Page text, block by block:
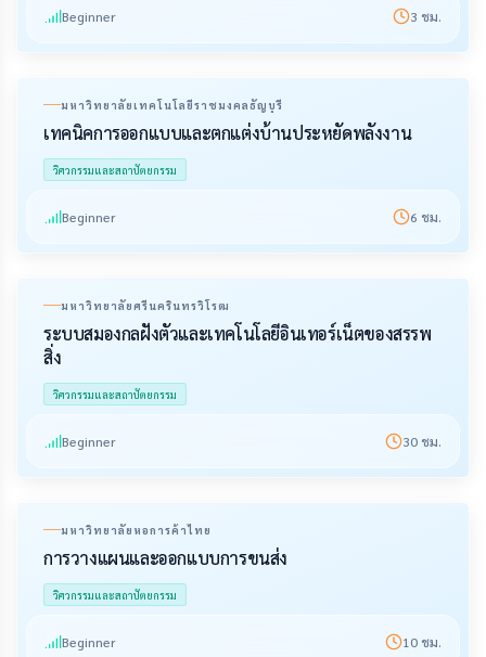
Beginner 3 ชม.
มหาวิทยาลัยเทคโนโลยีราชมงคลธัญบุรี
เทคนิคการออกแบบและตกแต่งบ้านประหยัดพลังงาน
วิศวกรรมและสถาปัตยกรรม
Beginner 6 ชม.
มหาวิทยาลัยศรีนครินทรวิโรฒ
ระบบสมองกลฝังตัวและเทคโนโลยีอินเทอร์เน็ตของสรรพ
สิ่ง
วิศวกรรมและสถาปัตยกรรม
Beginner 30 ชม.
มหาวิทยาลัยหอการค้าไทย
การวางแผนและออกแบบการขนส่ง
วิศวกรรมและสถาปัตยกรรม
Beginner 10 ชม.